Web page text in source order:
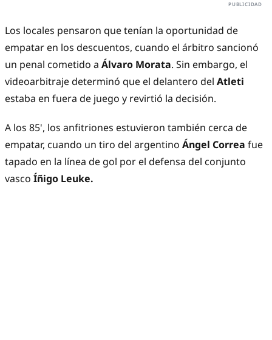
Los locales pensaron que tenían la oportunidad de
empatar en los descuentos, cuando el árbitro sancionó
un penal cometido a Álvaro Morata. Sin embargo, el
videoarbitraje determinó que el delantero del Atleti
estaba en fuera de juego y revirtió la decisión.
A los 85', los anfitriones estuvieron también cerca de
empatar, cuando un tiro del argentino Ángel Correa fue
tapado en la línea de gol por el defensa del conjunto
vasco Íñigo Leuke.